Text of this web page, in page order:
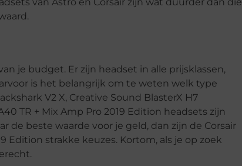
je budget. Er zijn headset in alle prijsklassen,
is het belangrijk om te weten welk type
V2 X, Creative Sound BlasterX H7
TR + Mix Amp Pro 2019 Edition headsets zijn
de beste waarde voor je geld, dan zijn de Corsair
Edition strakke keuzes. Kortom, als je op zoek